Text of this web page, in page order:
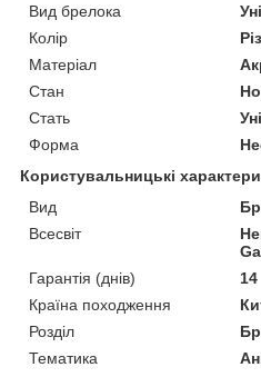
Вид брелока
Колір
Матеріал
Стан
Стать
Форма
Користувальницькі
Вид
Всесвіт
Гарантія (днів)
14
Країна походження
Розділ
Тематика